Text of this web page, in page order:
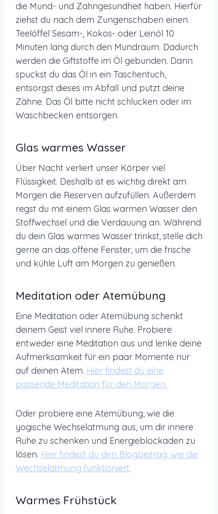
die Mund- und Zahngesundheit haben. Hierfür
ziehst du nach dem Zungenschaben einen
Teelöffel Sesam-, Kokos- oder Leinöl 10
Minuten lang durch den Mundraum. Dadurch
werden die Giftstoffe im Öl gebunden. Dann
spuckst du das Öl in ein Taschentuch,
entsorgst dieses im Abfall und putzt deine
Zähne. Das Öl bitte nicht schlucken oder im
Waschbecken entsorgen.
Glas warmes Wasser
Über Nacht verliert unser Körper viel
Flüssigkeit. Deshalb ist es wichtig direkt am
Morgen die Reserven aufzufüllen. Außerdem
regst du mit einem Glas warmen Wasser den
Stoffwechsel und die Verdauung an. Während
du dein Glas warmes Wasser trinkst, stelle dich
gerne an das offene Fenster, um die frische
und kühle Luft am Morgen zu genießen.
Meditation oder Atemübung
Eine Meditation oder Atemübung schenkt
deinem Geist viel innere Ruhe. Probiere
entweder eine Meditation aus und lenke deine
Aufmerksamkeit für ein paar Momente nur
auf deinen Atem. Hier findest du eine
passende Meditation für den Morgen.
Oder probiere eine Atemübung, wie die
yogische Wechselatmung aus, um dir innere
Ruhe zu schenken und Energieblockaden zu
lösen. Hier findest du den Blogbeitrag, wie die
Wechselatmung funktioniert.
Warmes Frühstück